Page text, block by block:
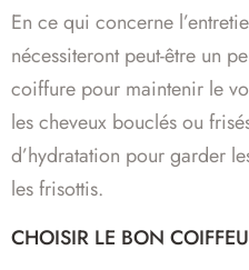
En ce qui concerne
nécessiteront peut-être un
coiffure pour maintenir le
les cheveux bouclés ou
d’hydratation pour garder
les frisottis.
CHOISIR LE BON